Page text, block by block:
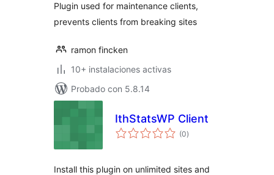
Plugin used for maintenance clients,
prevents clients from breaking sites
ramon fincken
10+ instalaciones activas
Probado con 5.8.14
IthStatsWP Client
(0evaluación
total
)
Install this plugin on unlimited sites and